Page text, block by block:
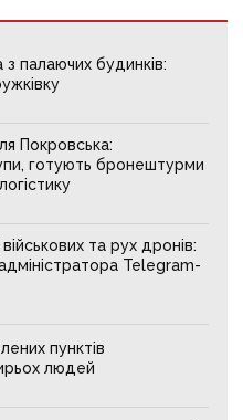
палаючих будинків:
Покровська:
готують бронештурми
та рух дронів:
Telegram-
пунктів
людей